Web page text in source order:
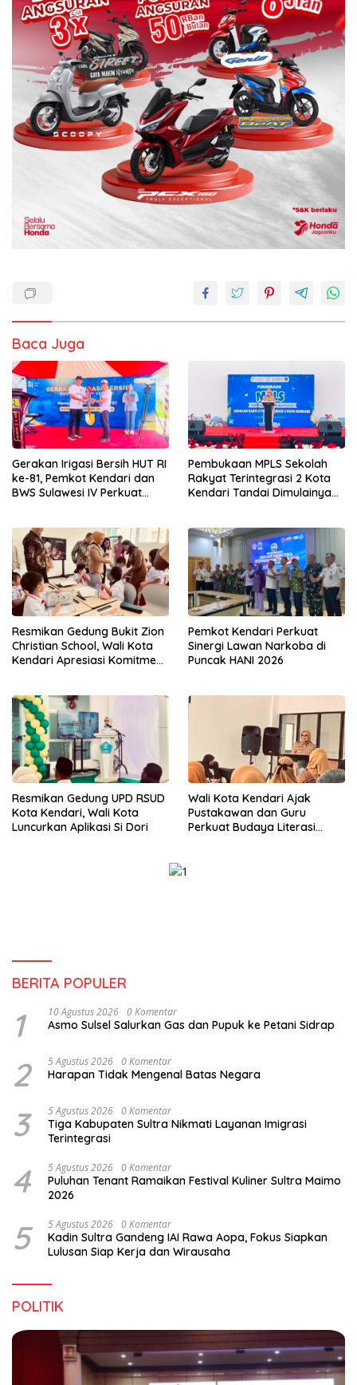
Baca Juga
Gerakan Irigasi Bersih HUT RI
ke-81, Pemkot Kendari dan
BWS Sulawesi IV Perkuat
Pembukaan MPLS Sekolah
Rakyat Terintegrasi 2 Kota
Kendari Tandai Dimulainya
Resmikan Gedung Bukit Zion
Christian School, Wali Kota
Kendari Apresiasi Komitmen
Pemkot Kendari Perkuat
Sinergi Lawan Narkoba di
Puncak HANI 2026
Resmikan Gedung UPD RSUD
Kota Kendari, Wali Kota
Luncurkan Aplikasi Si Dori
Wali Kota Kendari Ajak
Pustakawan dan Guru
Perkuat Budaya Literasi
BERITA POPULER
1 10 Agustus 2026 0 Komentar
Asmo Sulsel Salurkan Gas dan Pupuk ke Petani Sidrap
2 5 Agustus 2026 0 Komentar
Harapan Tidak Mengenal Batas Negara
3 5 Agustus 2026 0 Komentar
Tiga Kabupaten Sultra Nikmati Layanan Imigrasi
Terintegrasi
4 5 Agustus 2026 0 Komentar
Puluhan Tenant Ramaikan Festival Kuliner Sultra Maimo
2026
5 5 Agustus 2026 0 Komentar
Kadin Sultra Gandeng IAI Rawa Aopa, Fokus Siapkan
Lulusan Siap Kerja dan Wirausaha
POLITIK